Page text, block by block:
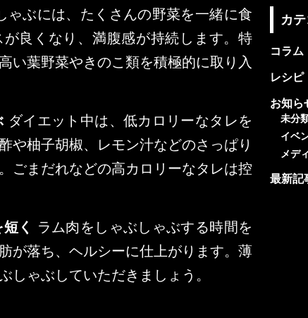
ゃぶには、たくさんの野菜を一緒に食
良くなり、満腹感が持続します。特
い葉野菜やきのこ類を積極的に取り入
ダイエット中は、低カロリーなタレを
や柚子胡椒、レモン汁などのさっぱり
ごまだれなどの高カロリーなタレは控
く
ラム肉をしゃぶしゃぶする時間を
が落ち、ヘルシーに仕上がります。薄
しゃぶしていただきましょう。
カ
コラム
レシピ
お知ら
未分
イベ
メデ
最新記